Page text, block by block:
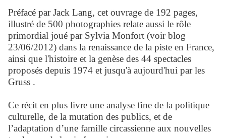
Préfacé par Jack Lang, cet ouvrage de 192 pages,
illustré de 500 photographies relate aussi le rôle
primordial joué par Sylvia Monfort (voir blog
23/06/2012) dans la renaissance de la piste en France,
ainsi que l'histoire et la genèse des 44 spectacles
proposés depuis 1974 et jusqu'à aujourd'hui par les
Gruss .
Ce récit en plus livre une analyse fine de la politique
culturelle, de la mutation des publics, et de
l’adaptation d’une famille circassienne aux nouvelles